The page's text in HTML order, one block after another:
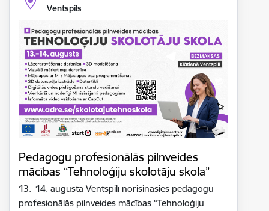
Ventspils
Pedagogu profesionālās pilnveides
mācības “Tehnoloģiju skolotāju skola”
13.–14. augustā Ventspilī norisināsies pedagogu
profesionālās pilnveides mācības “Tehnoloģiju